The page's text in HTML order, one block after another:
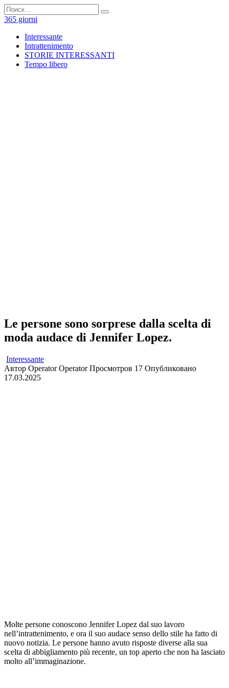
Перейти
к
содержанию
Search
for:
365 giorni
Interessante
Intrattenimento
STORIE INTERESSANTI
Tempo libero
Le persone sono sorprese dalla scelta di
moda audace di Jennifer Lopez.
Interessante
Автор Operator Operator Просмотров 17 Опубликовано
17.03.2025
Molte persone conoscono Jennifer Lopez dal suo lavoro
nell’intrattenimento, e ora il suo audace senso dello stile ha fatto di
nuovo notizia. Le persone hanno avuto risposte diverse alla sua
scelta di abbigliamento più recente, un top aperto che non ha lasciato
molto all’immaginazione.